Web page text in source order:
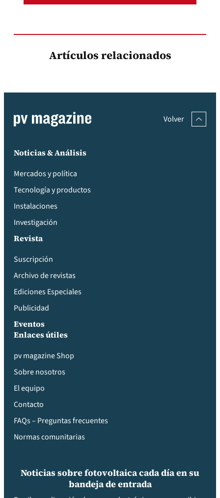
Artículos relacionados
Volver
Noticias & Análisis
Mercados y política
Tecnología y productos
Instalaciones
Investigación
Revista
Suscripción
Archivo de revistas
Ediciones Especiales
Publicidad
Eventos
Enlaces útiles
pv magazine Shop
Sobre nosotros
El equipo
Contacto
FAQs – Preguntas frecuentes
Normas comunitarias
Noticias sobre fotovoltaica cada día en su
bandeja de entrada